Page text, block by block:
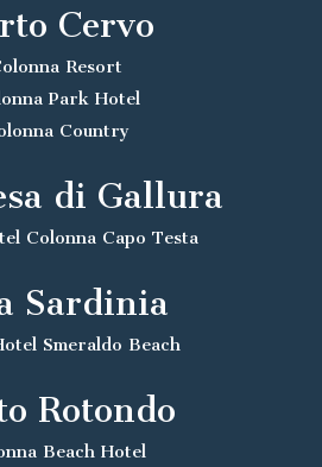
Cervo
Resort
Park Hotel
Country
di Gallura
Colonna Capo Testa
Sardinia
Smeraldo Beach
Rotondo
Beach Hotel